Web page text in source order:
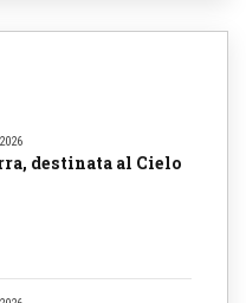
destinata al Cielo